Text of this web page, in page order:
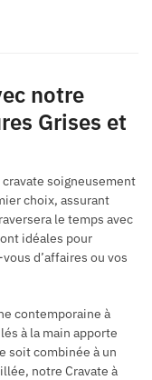
notre
Grises et
cravate soigneusement
choix, assurant
le temps avec
idéales pour
d’affaires ou vos
contemporaine à
à la main apporte
soit combinée à un
notre Cravate à